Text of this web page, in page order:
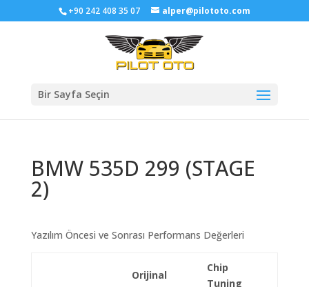
+90 242 408 35 07 alper@pilototo.com
Bir Sayfa Seçin
BMW 535D 299 (STAGE
2)
Yazılım Öncesi ve Sonrası Performans Değerleri
Orijinal
Chip
Tuning